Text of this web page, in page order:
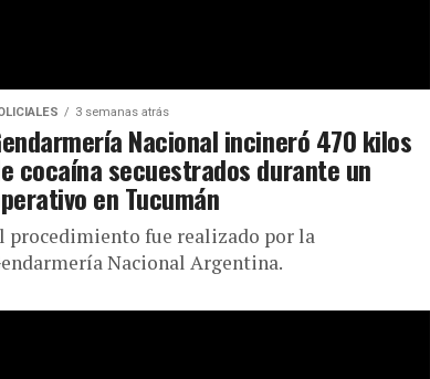
3 semanas atrás
Nacional incineró 470 kilos
cocaína secuestrados durante un
en Tucumán
procedimiento fue realizado por la
Nacional Argentina.